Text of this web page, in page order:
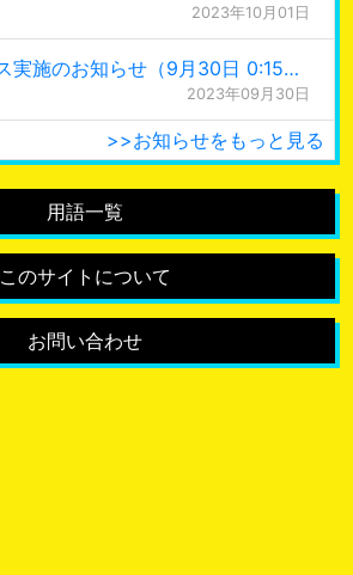
2023年10月01日
緊急メンテナンス実施のお知らせ（9月30日 0:15更新）
2023年09月30日
>>お知らせをもっと見る
用語一覧
このサイトについて
お問い合わせ